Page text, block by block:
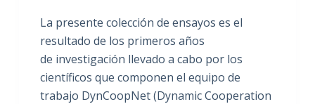
La presente colección de ensayos es el
resultado de los primeros años
de investigación llevado a cabo por los
científicos que componen el equipo de
trabajo DynCoopNet (Dynamic Cooperation